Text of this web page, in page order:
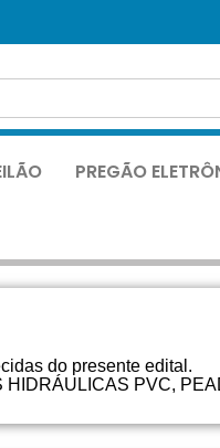
PREGÃO
do presente edital.
HIDRÁULICAS PVC,